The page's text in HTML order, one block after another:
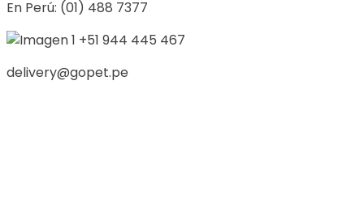
En Perú: (01) 488 7377
+51 944 445 467
delivery@gopet.pe